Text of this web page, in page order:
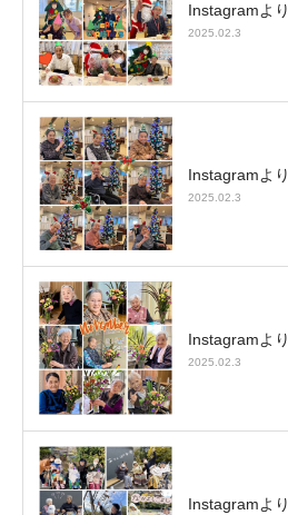
Instagramより
2025.02.3
Instagramより
2025.02.3
Instagramより
2025.02.3
Instagramより